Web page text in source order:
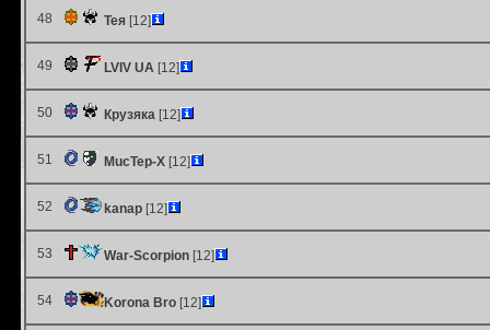
48 Тея [12]
49 LVIV UA [12]
50 Крузяка [12]
51 MucTep-X [12]
52 kanap [12]
53 War-Scorpion [12]
54 Korona Bro [12]